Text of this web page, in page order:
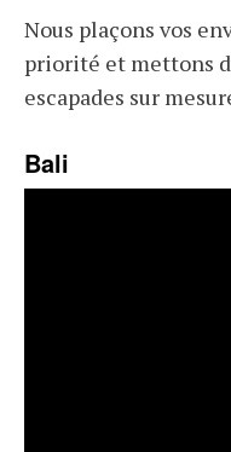
Nous plaçons vos
priorité et mettons
escapades sur
Bali